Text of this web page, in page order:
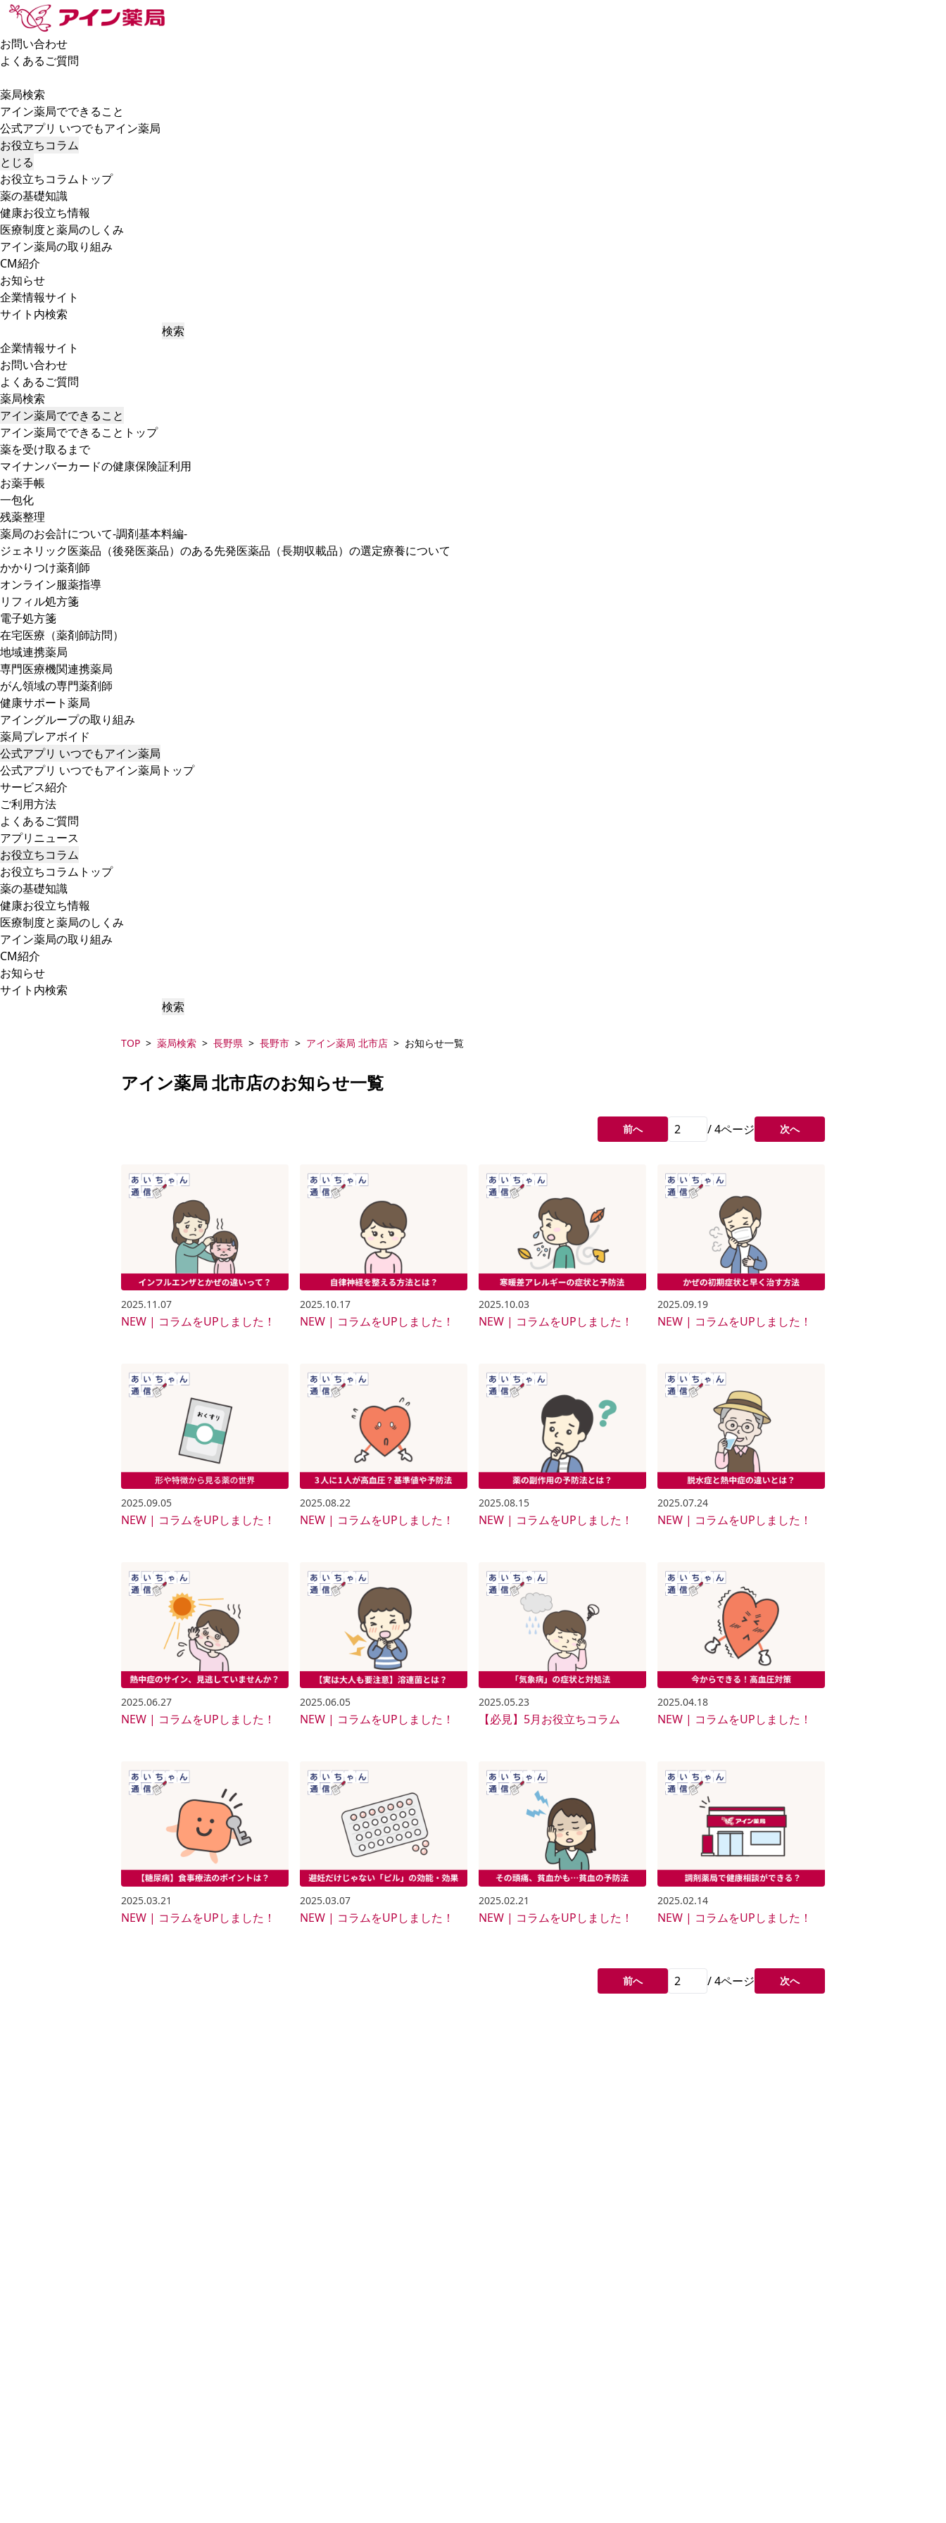
お問い合わせ
よくあるご質問
薬局検索
アイン薬局でできること
公式アプリ いつでもアイン薬局
お役立ちコラム
とじる
お役立ちコラムトップ
薬の基礎知識
健康お役立ち情報
医療制度と薬局のしくみ
アイン薬局の取り組み
CM紹介
お知らせ
企業情報サイト
サイト内検索
検索
企業情報サイト
お問い合わせ
よくあるご質問
薬局検索
アイン薬局でできること
アイン薬局でできることトップ
薬を受け取るまで
マイナンバーカードの健康保険証利用
お薬手帳
一包化
残薬整理
薬局のお会計について-調剤基本料編-
ジェネリック医薬品（後発医薬品）のある先発医薬品（長期収載品）の選定療養について
かかりつけ薬剤師
オンライン服薬指導
リフィル処方箋
電子処方箋
在宅医療（薬剤師訪問）
地域連携薬局
専門医療機関連携薬局
がん領域の専門薬剤師
健康サポート薬局
アイングループの取り組み
薬局プレアボイド
公式アプリ いつでもアイン薬局
公式アプリ いつでもアイン薬局トップ
サービス紹介
ご利用方法
よくあるご質問
アプリニュース
お役立ちコラム
お役立ちコラムトップ
薬の基礎知識
健康お役立ち情報
医療制度と薬局のしくみ
アイン薬局の取り組み
CM紹介
お知らせ
サイト内検索
検索
TOP 薬局検索 長野県 長野市 アイン薬局 北市店 お知らせ一覧
アイン薬局 北市店のお知らせ一覧
前へ /4ページ 次へ
2025.11.07
NEW | コラムをUPしました！
2025.10.17
NEW | コラムをUPしました！
2025.10.03
NEW | コラムをUPしました！
2025.09.19
NEW | コラムをUPしました！
2025.09.05
NEW | コラムをUPしました！
2025.08.22
NEW | コラムをUPしました！
2025.08.15
NEW | コラムをUPしました！
2025.07.24
NEW | コラムをUPしました！
2025.06.27
NEW | コラムをUPしました！
2025.06.05
NEW | コラムをUPしました！
2025.05.23
【必見】5月お役立ちコラム
2025.04.18
NEW | コラムをUPしました！
2025.03.21
NEW | コラムをUPしました！
2025.03.07
NEW | コラムをUPしました！
2025.02.21
NEW | コラムをUPしました！
2025.02.14
NEW | コラムをUPしました！
前へ /4ページ 次へ